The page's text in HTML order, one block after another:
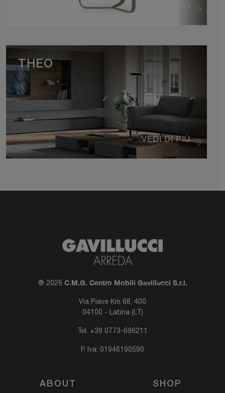
VEDI DI PIÙ
VEDI DI PIÙ
THEO
® 2026 C.M.G. Centro Mobili Gavillucci S.r.l.
Via Piave Km 68, 400
04100 - Latina (LT)
Tel. +39 0773-696211
P. Iva: 01946190590
ABOUT SHOP